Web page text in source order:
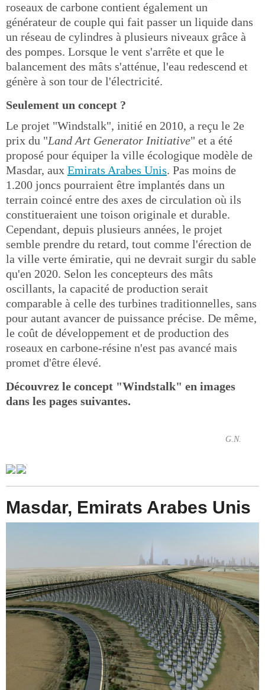
roseaux de carbone contient également un
générateur de couple qui fait passer un liquide dans
un réseau de cylindres à plusieurs niveaux grâce à
des pompes. Lorsque le vent s'arrête et que le
balancement des mâts s'atténue, l'eau redescend et
génère à son tour de l'électricité.
Seulement un concept ?
Le projet "Windstalk", initié en 2010, a reçu le 2e
prix du "Land Art Generator Initiative" et a été
proposé pour équiper la ville écologique modèle de
Masdar, aux Emirats Arabes Unis. Pas moins de
1.200 joncs pourraient être implantés dans un
terrain coincé entre des axes de circulation où ils
constitueraient une toison originale et durable.
Cependant, depuis plusieurs années, le projet
semble prendre du retard, tout comme l'érection de
la ville verte émiratie, qui ne devrait surgir du sable
qu'en 2020. Selon les concepteurs des mâts
oscillants, la capacité de production serait
comparable à celle des turbines traditionnelles, sans
pour autant avancer de puissance précise. De même,
le coût de développement et de production des
roseaux en carbone-résine n'est pas avancé mais
promet d'être élevé.
Découvrez le concept "Windstalk" en images
dans les pages suivantes.
G.N.
Masdar, Emirats Arabes Unis